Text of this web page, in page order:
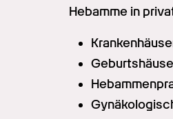
Hebamme in